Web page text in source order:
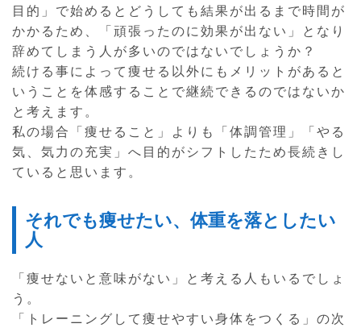
目的」で始めるとどうしても結果が出るまで時間が
かかるため、「頑張ったのに効果が出ない」となり
辞めてしまう人が多いのではないでしょうか？
続ける事によって痩せる以外にもメリットがあると
いうことを体感することで継続できるのではないか
と考えます。
私の場合「痩せること」よりも「体調管理」「やる
気、気力の充実」へ目的がシフトしたため長続きし
ていると思います。
それでも痩せたい、体重を落としたい
人
「痩せないと意味がない」と考える人もいるでしょ
う。
「トレーニングして痩せやすい身体をつくる」の次